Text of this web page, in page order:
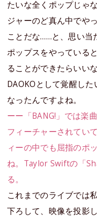
たいな全くポップじゃ
ジャーのど真ん中でや
ことだな……と、思い当
ポップスをやっている
ることができたらいい
DAOKOとして覚醒し
なったんですよね。
ーー「BANG!」では楽
フィーチャーされてい
ィーの中でも屈指のポ
ね。Taylor Swiftの「
る。
これまでのライブでは
下ろして、映像を投影